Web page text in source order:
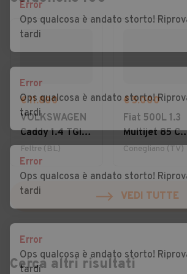
€ 11.800
VOLKSWAGEN
Caddy 1.4 TGI
Furgone
Business
Feltre (BL)
€ 5.000
Fiat 500L 1.3
Multijet 85 CV
Lounge
Conegliano (TV)
VEDI TUTTE
Cerca altri risultati
Error
Ops qualcosa è andato storto!
tardi
Error
Ops qualcosa è andato storto!
tardi
Error
Ops qualcosa è andato storto!
tardi
Error
Ops qualcosa è andato storto!
tardi